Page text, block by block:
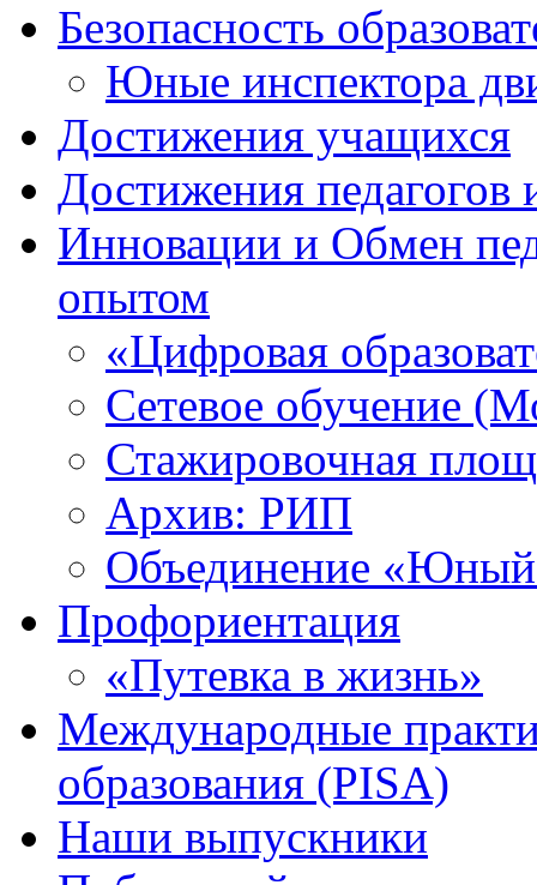
Безопасность
Юные инспектора
Достижения учащихся
Достижения
Инновации и Обмен
опытом
«Цифровая
Сетевое обучение
Стажировочная
Архив: РИП
Объединение «Юный
Профориентация
«Путевка в жизнь»
Международные
образования (PISA)
Наши выпускники